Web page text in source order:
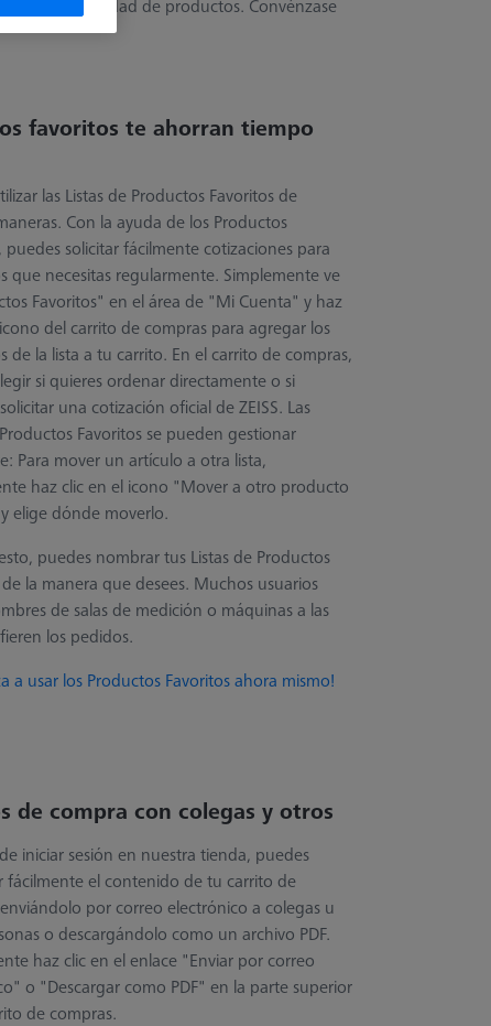
de esta variedad de productos. Convénzase
favoritos te ahorran tiempo
las Listas de Productos Favoritos de
Con la ayuda de los Productos
puedes solicitar fácilmente cotizaciones para
que necesitas regularmente. Simplemente ve
Favoritos" en el área de "Mi Cuenta" y haz
del carrito de compras para agregar los
de la lista a tu carrito. En el carrito de compras,
si quieres ordenar directamente o si
una cotización oficial de ZEISS. Las
Favoritos se pueden gestionar
Para mover un artículo a otra lista,
haz clic en el icono "Mover a otro producto
elige dónde moverlo.
puedes nombrar tus Listas de Productos
la manera que desees. Muchos usuarios
de salas de medición o máquinas a las
los pedidos.
a usar los Productos Favoritos ahora mismo!
de compra con colegas y otros
iniciar sesión en nuestra tienda, puedes
fácilmente el contenido de tu carrito de
por correo electrónico a colegas u
o descargándolo como un archivo PDF.
haz clic en el enlace "Enviar por correo
o "Descargar como PDF" en la parte superior
de compras.